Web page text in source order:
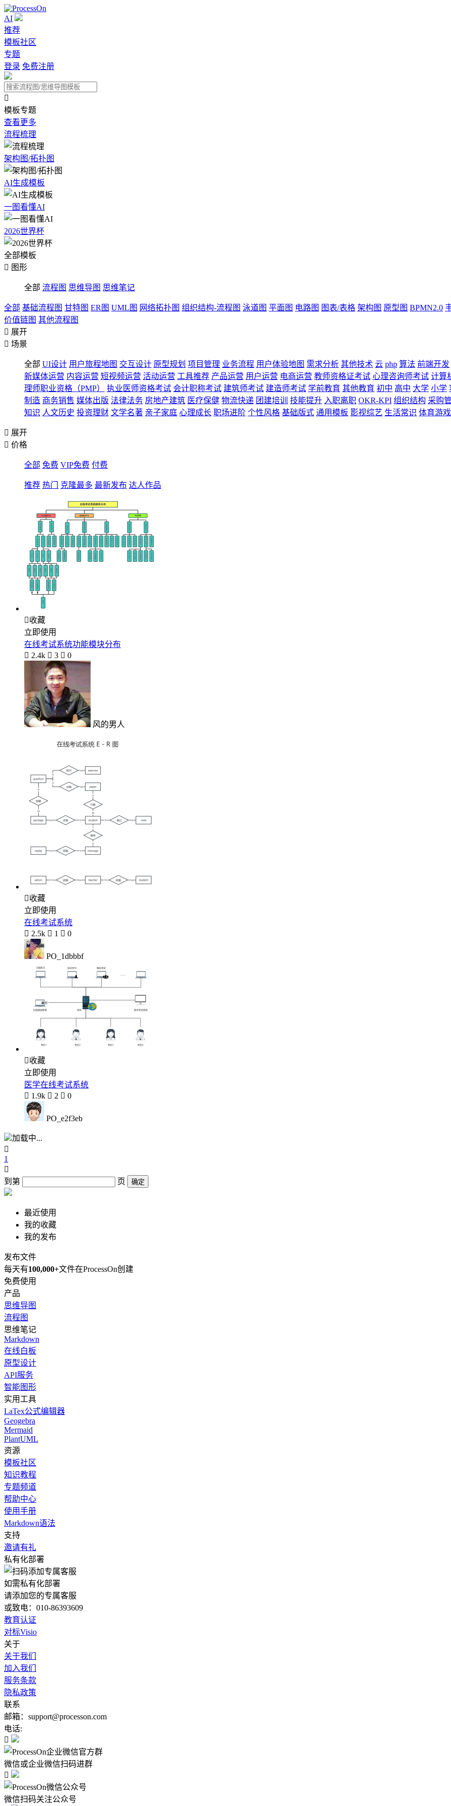
AI
推荐
模板社区
专题
登录 免费注册

模板专题
查看更多
流程梳理
架构图/拓扑图
AI生成模板
一图看懂AI
2026世界杯
全部模板
 图形
全部 流程图 思维导图 思维笔记
全部 基础流程图 甘特图 ER图 UML图 网络拓扑图 组织结构-流程图 泳道图 平面图 电路图 图表/表格 架构图 原型图 BPMN2.0
价值链图 其他流程图
 展开
 场景
全部 UI设计 用户旅程地图 交互设计 原型规划 项目管理 业务流程 用户体验地图 需求分析 其他技术 云 php 算法 前端开发
新媒体运营 内容运营 短视频运营 活动运营 工具推荐 产品运营 用户运营 电商运营 教师资格证考试 心理咨询师考试 计算
理师职业资格（PMP）
执业医师资格考试 会计职称考试 建筑师考试 建造师考试 学前教育 其他教育 初中 高中 大学 小学
制造 商务销售 媒体出版 法律法务 房地产建筑 医疗保健 物流快递 团建培训 技能提升 入职离职 OKR-KPI 组织结构 采购
知识 人文历史 投资理财 文学名著 亲子家庭 心理成长 职场进阶 个性风格 基础版式 通用模板 影视综艺 生活常识 体育游戏
 展开
 价格
全部 免费 VIP免费 付费
推荐 热门 克隆最多 最新发布 达人作品
收藏
立即使用
在线考试系统功能模块分布
 2.4k  3  0
风的男人
收藏
立即使用
在线考试系统
 2.5k  1  0
PO_1dbbbf
收藏
立即使用
医学在线考试系统
 1.9k  2  0
PO_e2f3eb
加载中...

1

到第
页 确定
最近使用
我的收藏
我的发布
发布文件
每天有100,000+文件在ProcessOn创建
免费使用
产品
思维导图
流程图
思维笔记
Markdown
在线白板
原型设计
API服务
智能图形
实用工具
LaTex公式编辑器
Geogebra
Mermaid
PlantUML
资源
模板社区
知识教程
专题频道
帮助中心
使用手册
Markdown语法
支持
邀请有礼
私有化部署
如需私有化部署
请添加您的专属客服
或致电：010-86393609
教育认证
对标Visio
关于
关于我们
加入我们
服务条款
隐私政策
联系
邮箱：support@processon.com
电话:

微信或企业微信扫码进群

微信扫码关注公众号